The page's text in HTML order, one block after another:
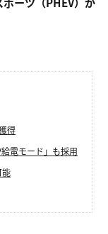
得
電モード」も採用
能